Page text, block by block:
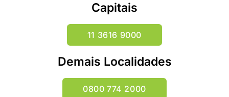
Capitais
11 3616 9000
Demais Localidades
0800 774 2000